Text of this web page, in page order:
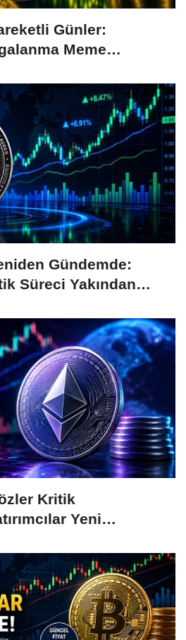
Günler:
Meme
Gündemde:
Süreci Yakından
Kritik
Yeni